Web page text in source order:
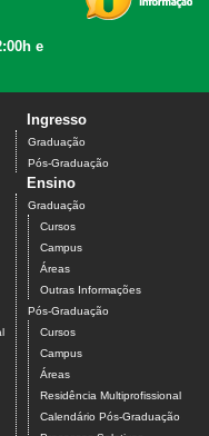
e
Ingresso
Graduação
Pós-Graduação
Ensino
Graduação
Cursos
Campus
Áreas
Outras Informações
Pós-Graduação
Cursos
Campus
Áreas
Residência Multiprofissional
Calendário Pós-Graduação